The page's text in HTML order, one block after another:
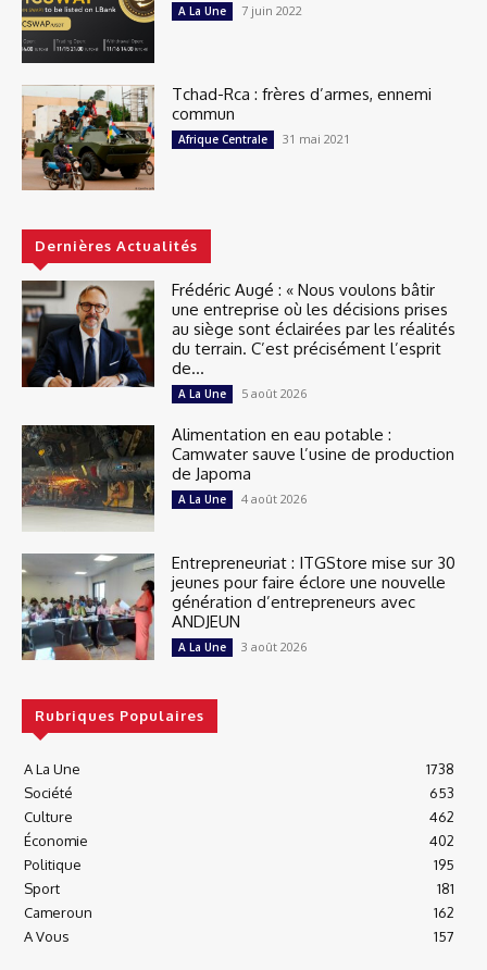
A La Une 7 juin 2022
Tchad-Rca : frères d’armes, ennemi
commun
Afrique Centrale 31 mai 2021
Dernières Actualités
Frédéric Augé : « Nous voulons bâtir
une entreprise où les décisions prises
au siège sont éclairées par les réalités
du terrain. C’est précisément l’esprit
de...
A La Une 5 août 2026
Alimentation en eau potable :
Camwater sauve l’usine de production
de Japoma
A La Une 4 août 2026
Entrepreneuriat : ITGStore mise sur 30
jeunes pour faire éclore une nouvelle
génération d’entrepreneurs avec
ANDJEUN
A La Une 3 août 2026
Rubriques Populaires
A La Une
1738
Société
653
Culture
462
Économie
402
Politique
195
Sport
181
Cameroun
162
A Vous
157